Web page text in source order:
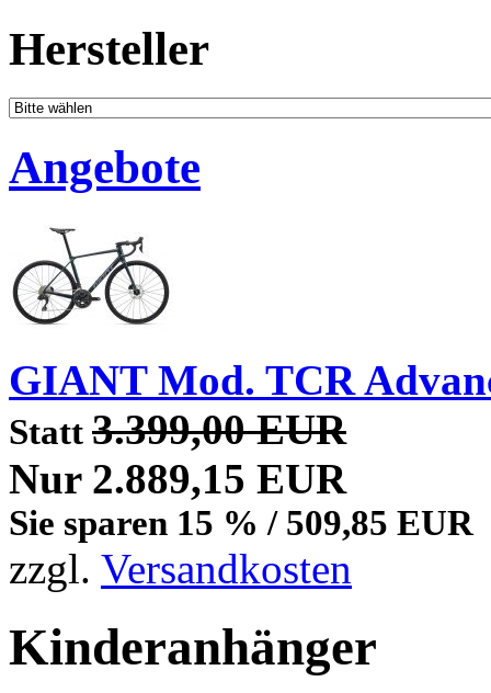
Hersteller
Angebote
GIANT Mod. TCR
Statt 3.399,00 EUR
Nur 2.889,15 EUR
Sie sparen 15 % / 509,85 EUR
zzgl. Versandkosten
Kinderanhänger